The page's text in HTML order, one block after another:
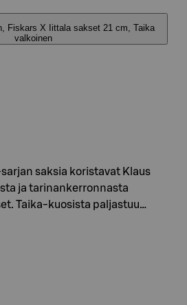
Fiskars X Iittala sakset 21 cm, Taika
valkoinen
saksia koristavat Klaus
ja tarinankerronnasta
Taika-kuosista paljastuu…